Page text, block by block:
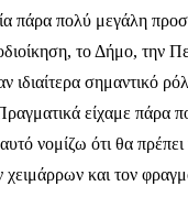
πάρα πολύ μεγάλη
το Δήμο, την
σημαντικό
είχαμε πάρα
νομίζω ότι θα
και τον